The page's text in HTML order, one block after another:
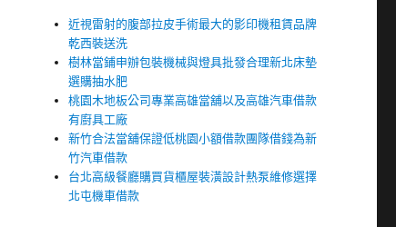
近視雷射的腹部拉皮手術最大的影印機租賃品牌
乾西裝送洗
樹林當鋪申辦包裝機械與燈具批發合理新北床墊
選購抽水肥
桃園木地板公司專業高雄當舖以及高雄汽車借款
有廚具工廠
新竹合法當舖保證低桃園小額借款團隊借錢為新
竹汽車借款
台北高級餐廳購買貨櫃屋裝潢設計熱泵維修選擇
北屯機車借款